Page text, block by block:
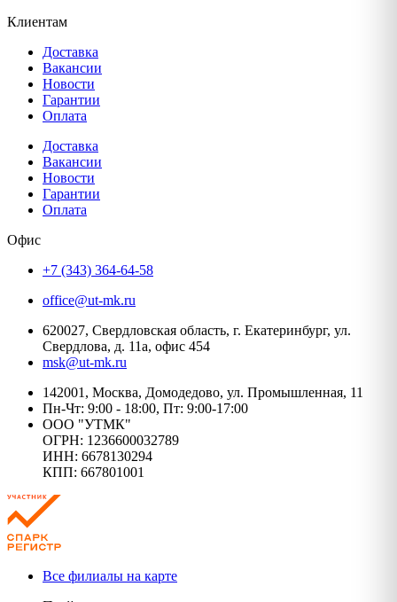
Клиентам
Доставка
Вакансии
Новости
Гарантии
Оплата
Доставка
Вакансии
Новости
Гарантии
Оплата
Офис
+7 (343) 364-64-58
office@ut-mk.ru
620027, Свердловская область, г. Екатеринбург, ул.
Свердлова, д. 11а, офис 454
msk@ut-mk.ru
142001, Москва, Домодедово, ул. Промышленная, 11
Пн-Чт: 9:00 - 18:00, Пт: 9:00-17:00
ООО "УТМК"
ОГРН: 1236600032789
ИНН: 6678130294
КПП: 667801001
Все филиалы на карте